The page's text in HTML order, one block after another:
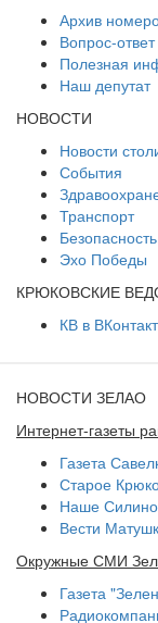
Архив
Вопрос-ответ
Полезная
Наш депутат
НОВОСТИ
Новости
События
Транспорт
Безопасность
Эхо Победы
КРЮКОВСКИЕ
КВ в
НОВОСТИ ЗЕЛАО
Интернет-газеты
Газета
Старое
Наше Силино
Вести
Окружные СМИ
Газета